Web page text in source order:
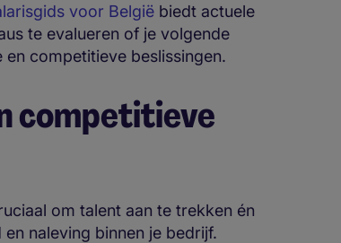
voor België biedt actuele
te evalueren of je volgende
competitieve beslissingen.
competitieve
om talent aan te trekken én
naleving binnen je bedrijf.